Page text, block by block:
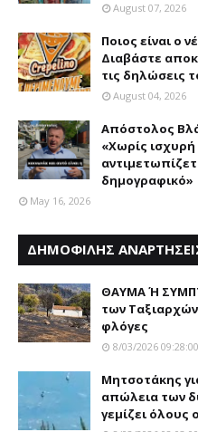
August 07, 2026
Ποιος είναι ο
Διαβάστε
τις δηλώσεις
August 04, 2026
Απόστολος
«Χωρίς ισχυρή
δημογραφικό»
May 16, 2026
ΔΗΜΟΦΙΛΗΣ
ΘΑΥΜΑ Ή
των
φλόγες
8/03/2026
Μητσοτάκης
απώλεια των
γεμίζει όλους